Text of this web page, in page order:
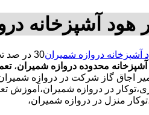
هود آشپزخانه
آشپزخانه دروازه شمیران
آشپزخانه محدوده دروازه شمیران،
اجاق گاز شرکت در دروازه
در دروازه شمیران،آموزش
منزل در دروازه شمیران،